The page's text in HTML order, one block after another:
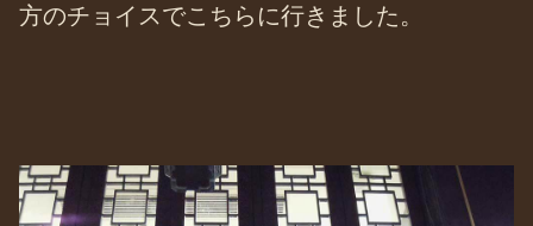
方のチョイスでこちらに行きました。